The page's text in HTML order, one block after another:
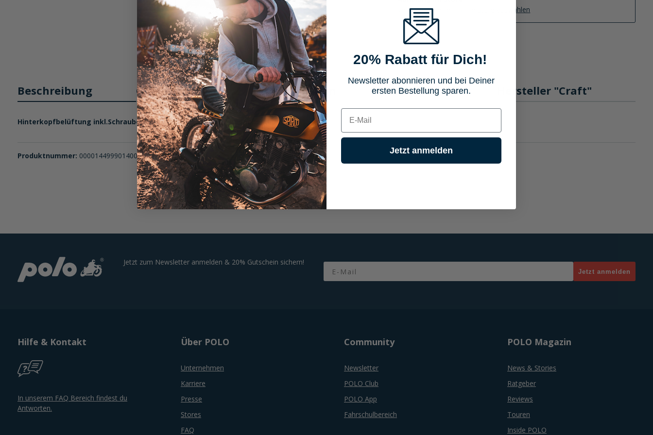
Verfügbar in einem Store
Store auswählen
Beschreibung Größentabelle Eigenschaften Bewertungen Hersteller "Craft"
Hinterkopfbelüftung inkl.Schrauben für den Helm Craft Integralhelm Toursport
Produktnummer: 0000144999014000
Jetzt zum Newsletter anmelden & 20% Gutschein sichern! Email
Jetzt anmelden
Hilfe & Kontakt
In unserem FAQ Bereich findest du
Antworten.
Über POLO
Unternehmen
Karriere
Presse
Stores
FAQ
Community
Newsletter
POLO Club
POLO App
Fahrschulbereich
POLO Magazin
News & Stories
Ratgeber
Reviews
Touren
Inside POLO
20% Rabatt für Dich!
Newsletter abonnieren und bei Deiner
ersten Bestellung sparen.
E-mail
Jetzt anmelden